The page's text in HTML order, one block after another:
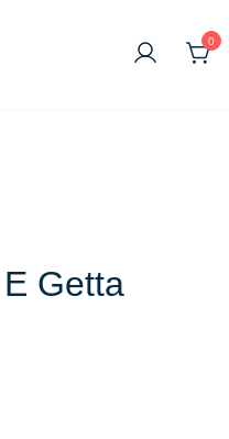
0
Getta